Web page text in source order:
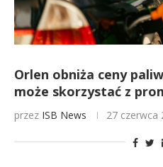
Orlen obniża ceny
może skorzystać z
przez ISB News 27 czerwca